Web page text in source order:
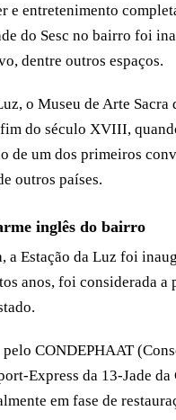
e entretenimento
do Sesc no bairro foi
dentre outros espaços.
o Museu de Arte
do século XVIII,
um dos primeiros
outros países.
inglês do bairro
a Estação da Luz foi
anos, foi considerada
CONDEPHAAT
Express da 13-Jade
em fase de